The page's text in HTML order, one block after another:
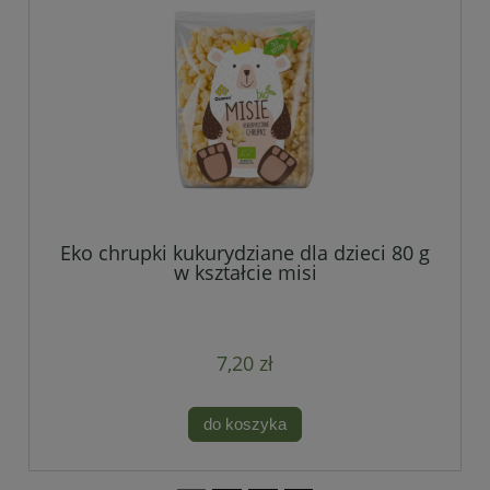
Eko chrupki kukurydziane dla dzieci 80 g
w kształcie misi
7,20 zł
do koszyka